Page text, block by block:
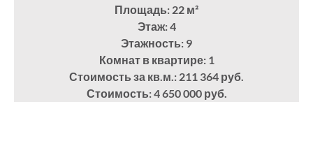
Площадь: 22 м²
Этаж: 4
Этажность: 9
Комнат в квартире: 1
Стоимость за кв.м.: 211 364 руб.
Стоимость: 4 650 000 руб.